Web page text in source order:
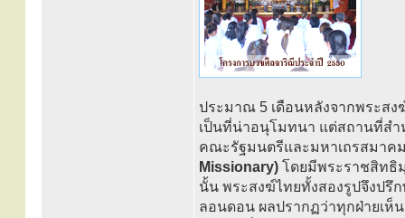
ประมาณ 5 เดือนหลังจากพระส
เป็นที่น่าอนุโมทนา แต่สถานที่ส
คณะรัฐมนตรีและมหาเถรสมาค
Missionary) โดยมีพระราชสิทธิ
นั้น พระสงฆ์ไทยทั้งสองรูปจึงปรึ
ลอนดอน ผลปรากฏว่าทุกฝ่ายเห็